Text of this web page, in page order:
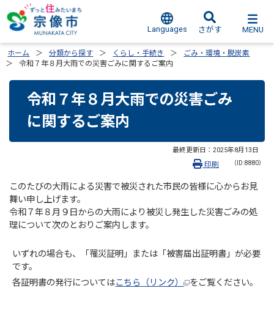
Languages さがす MENU
ホーム 分類から探す くらし・手続き
ごみ・環境・脱炭素
令和７年８月大雨での災害ごみに関するご案内
令和７年８月大雨での災害ごみ
に関するご案内
最終更新日： 2025年8月13日
（ID:8880）
印刷
このたびの大雨による災害で被災された市民の皆様に心からお見
舞い申し上げます。
令和７年８月９日からの大雨により被災し発生した災害ごみの処
理について次のとおりご案内します。
いずれの場合も、「罹災証明」または「被害届出証明書」が必要
です。
各証明書の発行についてはこちら（リンク） をご覧ください。